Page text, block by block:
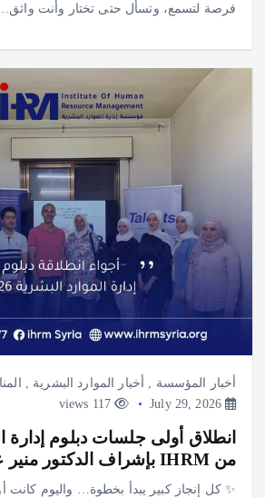
فرصة لتسمع، وتسأل حتى تختار وأنت واثق…
أخبار المؤسسة , أخبار الموارد البشرية ,
July 29, 2026
117 views
انطلاق أولى جلسات دبلوم إدارة
من IHRM بإشراف الدكتور منير عباس
✨ كل إنجاز كبير يبدأ بخطوة… واليوم